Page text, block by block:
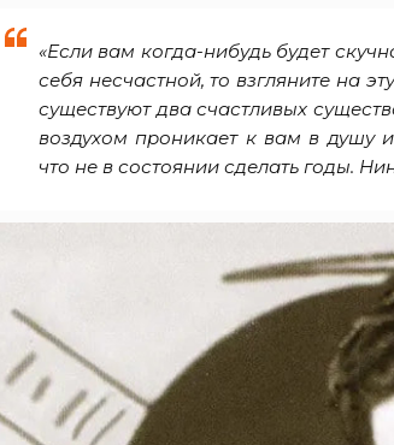
«Если вам когда-нибудь будет
себя несчастной, то взгляните на
существуют два счастливых
воздухом проникает к вам в душу
что не в состоянии сделать годы.